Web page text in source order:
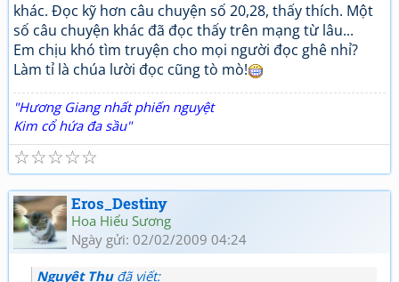
khác. Đọc kỹ hơn câu chuyện số 20,28, thấy thích. Một
số câu chuyện khác đã đọc thấy trên mạng từ lâu...
Em chịu khó tìm truyện cho mọi người đọc ghê nhỉ?
Làm tỉ là chúa lười đọc cũng tò mò!
"Hương Giang nhất phiến nguyệt
Kim cổ hứa đa sầu"
☆
☆
☆
☆
☆
Eros_Destiny
Hoa Hiểu Sương
Ngày gửi: 02/02/2009 04:24
Nguyệt Thuđã viết: